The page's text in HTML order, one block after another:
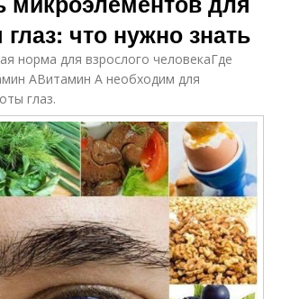
что нужно знать
норма для взрослого человекаГде
АВитамин А необходим для
глаз.